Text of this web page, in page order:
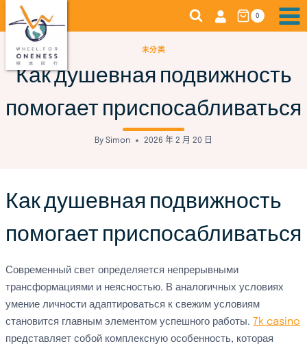
to
content
0
未分类
Как душевная подвижность
помогает приспосабливаться
By Simon 2026 年 2 月 20 日
Как душевная подвижность
помогает приспосабливаться
Современный свет определяется непрерывными
трансформациями и неясностью. В аналогичных условиях
умение личности адаптироваться к свежим условиям
становится главным элементом успешного работы. 7k casino
представляет собой комплексную особенность, которая